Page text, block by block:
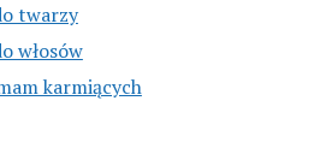
twarzy
włosów
karmiących